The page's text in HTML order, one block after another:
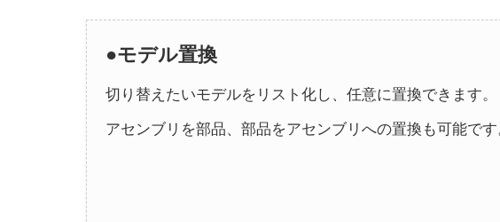
●モデル置換
切り替えたいモデルをリスト化し、任意に置換できます。
アセンブリを部品、部品をアセンブリへの置換も可能です